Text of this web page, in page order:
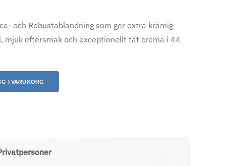
och Robustablandning som ger extra krämig
mjuk eftersmak och exceptionellt tät crema i 44
I VARUKORG